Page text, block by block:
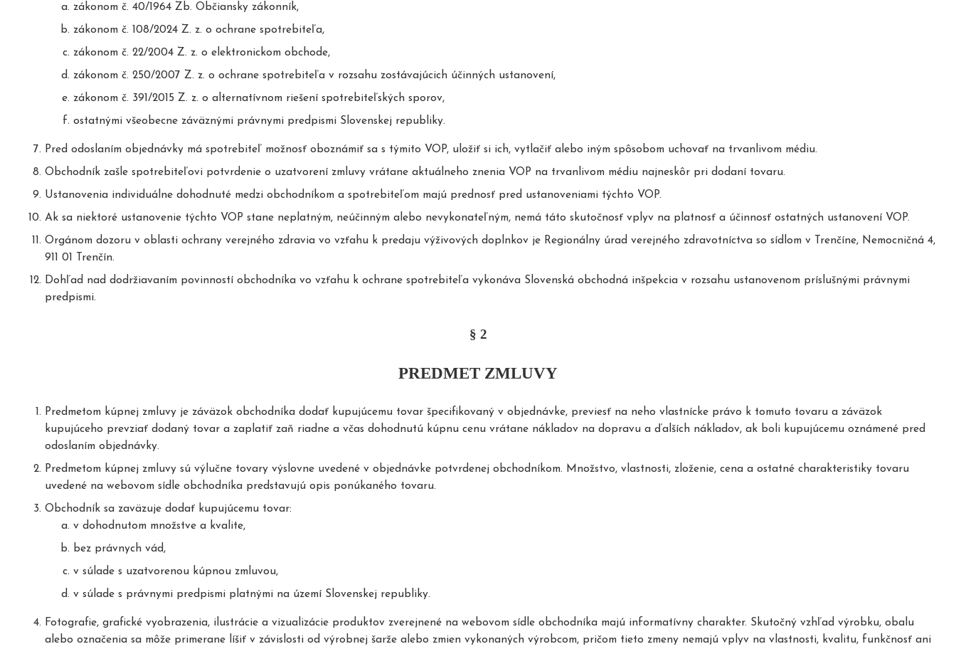
zákonom č. 40/1964 Zb. Občiansky zákonník,
zákonom č. 108/2024 Z. z. o ochrane spotrebiteľa,
zákonom č. 22/2004 Z. z. o elektronickom obchode,
zákonom č. 250/2007 Z. z. o ochrane spotrebiteľa v rozsahu zostávajúcich účinných ustanovení,
zákonom č. 391/2015 Z. z. o alternatívnom riešení spotrebiteľských sporov,
ostatnými všeobecne záväznými právnymi predpismi Slovenskej republiky.
Pred odoslaním objednávky má spotrebiteľ možnosť oboznámiť sa s týmito VOP, uložiť si ich, vytlačiť alebo iným spôsobom uchovať na trvanlivom médiu.
Obchodník zašle spotrebiteľovi potvrdenie o uzatvorení zmluvy vrátane aktuálneho znenia VOP na trvanlivom médiu najneskôr pri dodaní tovaru.
Ustanovenia individuálne dohodnuté medzi obchodníkom a spotrebiteľom majú prednosť pred ustanoveniami týchto VOP.
Ak sa niektoré ustanovenie týchto VOP stane neplatným, neúčinným alebo nevykonateľným, nemá táto skutočnosť vplyv na platnosť a účinnosť ostatných ustanovení VOP.
Orgánom dozoru v oblasti ochrany verejného zdravia vo vzťahu k predaju výživových doplnkov je Regionálny úrad verejného zdravotníctva so sídlom v Trenčíne, Nemocničná 4,
911 01 Trenčín.
Dohľad nad dodržiavaním povinností obchodníka vo vzťahu k ochrane spotrebiteľa vykonáva Slovenská obchodná inšpekcia v rozsahu ustanovenom príslušnými právnymi
predpismi.
§ 2
PREDMET ZMLUVY
Predmetom kúpnej zmluvy je záväzok obchodníka dodať kupujúcemu tovar špecifikovaný v objednávke, previesť na neho vlastnícke právo k tomuto tovaru a záväzok
kupujúceho prevziať dodaný tovar a zaplatiť zaň riadne a včas dohodnutú kúpnu cenu vrátane nákladov na dopravu a ďalších nákladov, ak boli kupujúcemu oznámené pred
odoslaním objednávky.
Predmetom kúpnej zmluvy sú výlučne tovary výslovne uvedené v objednávke potvrdenej obchodníkom. Množstvo, vlastnosti, zloženie, cena a ostatné charakteristiky tovaru
uvedené na webovom sídle obchodníka predstavujú opis ponúkaného tovaru.
Obchodník sa zaväzuje dodať kupujúcemu tovar:
v dohodnutom množstve a kvalite,
bez právnych vád,
v súlade s uzatvorenou kúpnou zmluvou,
v súlade s právnymi predpismi platnými na území Slovenskej republiky.
Fotografie, grafické vyobrazenia, ilustrácie a vizualizácie produktov zverejnené na webovom sídle obchodníka majú informatívny charakter. Skutočný vzhľad výrobku, obalu
alebo označenia sa môže primerane líšiť v závislosti od výrobnej šarže alebo zmien vykonaných výrobcom, pričom tieto zmeny nemajú vplyv na vlastnosti, kvalitu, funkčnosť ani